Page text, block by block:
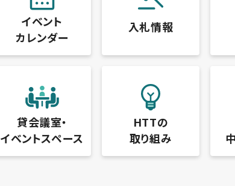
イベント
カレンダー
入札情報
貸会議室・
イベントスペース
HTTの
取り組み